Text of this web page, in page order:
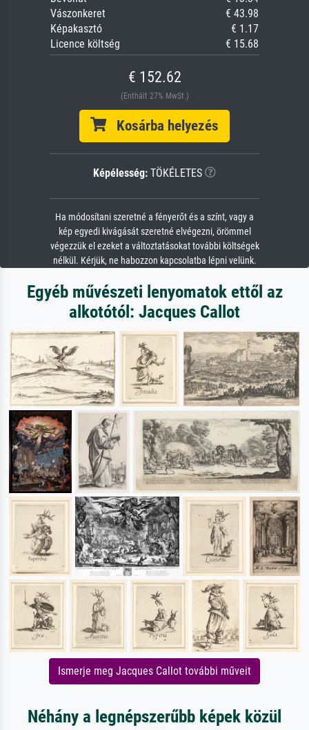
Vászonkeret
€ 43.98
Képakasztó
€ 1.17
Licence költség
€ 15.68
€ 152.62
(Enthält 27% MwSt.)
Kosárba helyezés
Képélesség: TÖKÉLETES
Ha módosítani szeretné a fényerőt és a színt, vagy a
kép egyedi kivágását szeretné elvégezni, örömmel
végezzük el ezeket a változtatásokat további költségek
nélkül. Kérjük, ne habozzon kapcsolatba lépni velünk.
Egyéb művészeti lenyomatok ettől az
alkotótól: Jacques Callot
Ismerje meg Jacques Callot további műveit
Néhány a legnépszerűbb képek közül